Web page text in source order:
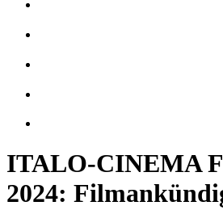
ITALO-CINEMA
2024: